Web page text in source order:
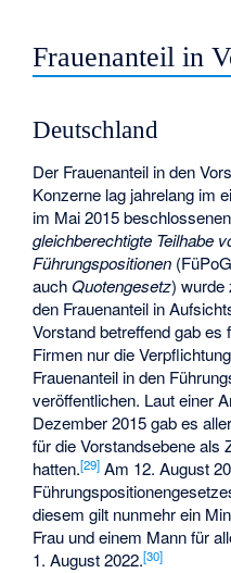
Frauenanteil in
Deutschland
Der Frauenanteil in den
Konzerne lag jahrelang im
im Mai 2015 beschlossenen
gleichberechtigte Teilhabe
Führungspositionen
auchQuotengesetz) wurde
den Frauenanteil in
Vorstand betreffend gab
Firmen nur die
Frauenanteil in den
veröffentlichen. Laut einer
Dezember 2015 gab es
für die Vorstandsebene als
hatten.[29] Am 12. August
diesem gilt nunmehr ein
Frau und einem Mann für
1. August 2022.[30]